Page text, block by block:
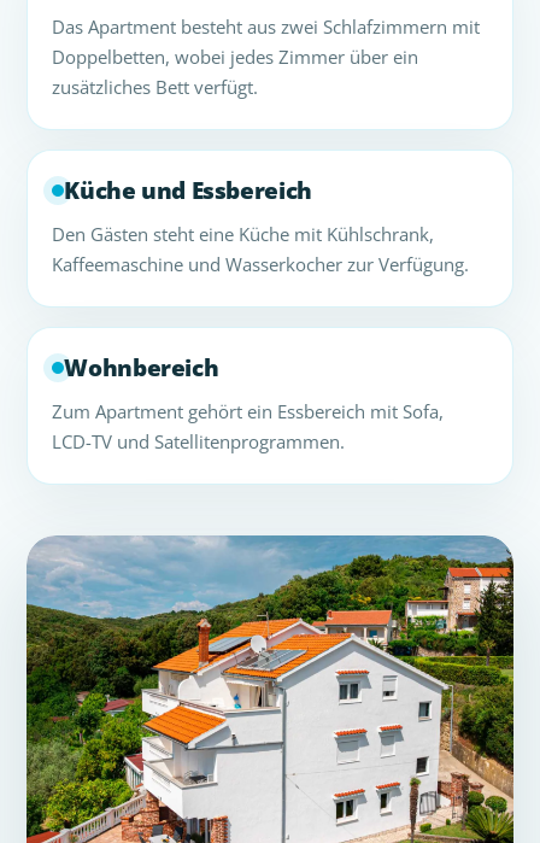
Das Apartment besteht aus zwei Schlafzimmern mit
Doppelbetten, wobei jedes Zimmer über ein
zusätzliches Bett verfügt.
Küche und Essbereich
Den Gästen steht eine Küche mit Kühlschrank,
Kaffeemaschine und Wasserkocher zur Verfügung.
Wohnbereich
Zum Apartment gehört ein Essbereich mit Sofa,
LCD-TV und Satellitenprogrammen.